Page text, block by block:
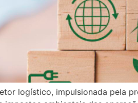
logístico, impulsionada pela